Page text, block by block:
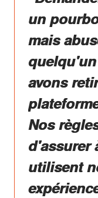
un
mais
avons
Nos
d'assurer
utilisent